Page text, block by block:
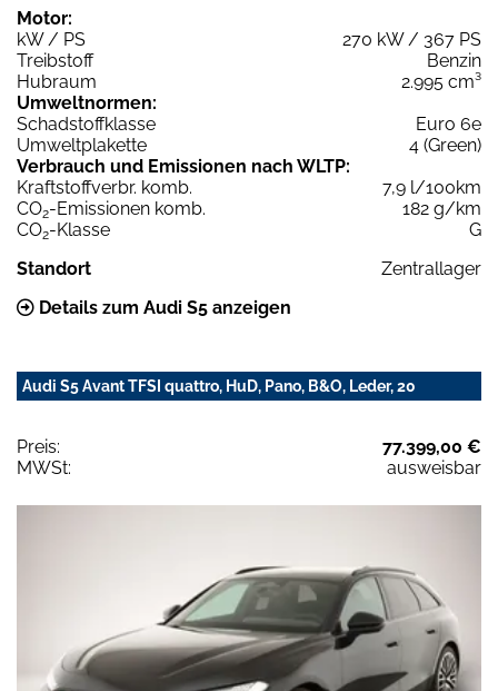
Motor:
kW / PS
270 kW / 367 PS
Treibstoff
Benzin
Hubraum
2.995 cm³
Umweltnormen:
Schadstoffklasse
Euro 6e
Umweltplakette
4 (Green)
Verbrauch und Emissionen nach WLTP:
Kraftstoffverbr. komb.
7,9 l/100km
CO2-Emissionen komb.
182 g/km
CO2-Klasse
G
Standort
Zentrallager
Details zum Audi S5 anzeigen
Audi S5 Avant TFSI quattro, HuD, Pano, B&O, Leder, 20
Preis:
77.399,00 €
MWSt:
ausweisbar